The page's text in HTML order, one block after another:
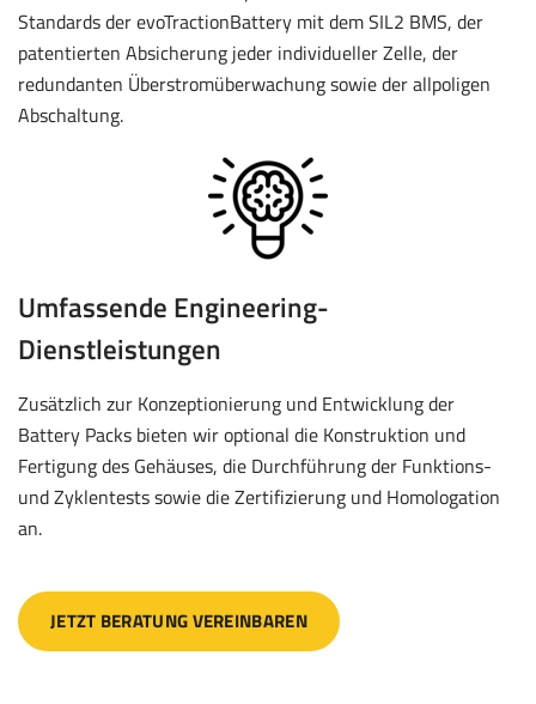
Standards der evoTractionBattery mit dem SIL2 BMS, der
patentierten Absicherung jeder individueller Zelle, der
redundanten Überstromüberwachung sowie der allpoligen
Abschaltung.
Umfassende Engineering-
Dienstleistungen
Zusätzlich zur Konzeptionierung und Entwicklung der
Battery Packs bieten wir optional die Konstruktion und
Fertigung des Gehäuses, die Durchführung der Funktions-
und Zyklentests sowie die Zertifizierung und Homologation
an.
JETZT BERATUNG VEREINBAREN